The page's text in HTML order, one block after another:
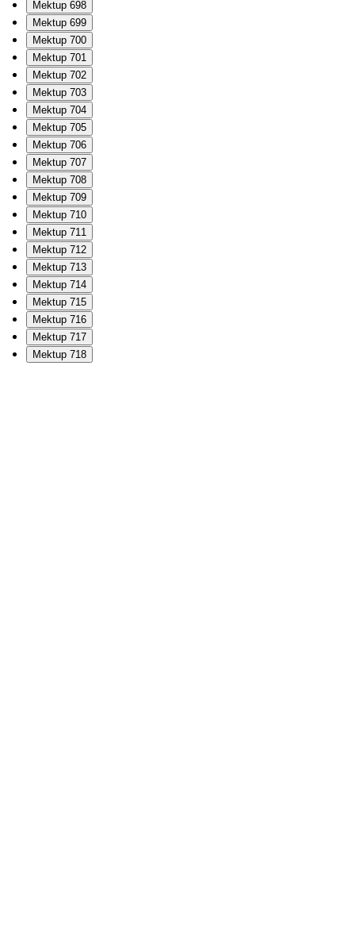
Mektup 698
Mektup 699
Mektup 700
Mektup 701
Mektup 702
Mektup 703
Mektup 704
Mektup 705
Mektup 706
Mektup 707
Mektup 708
Mektup 709
Mektup 710
Mektup 711
Mektup 712
Mektup 713
Mektup 714
Mektup 715
Mektup 716
Mektup 717
Mektup 718